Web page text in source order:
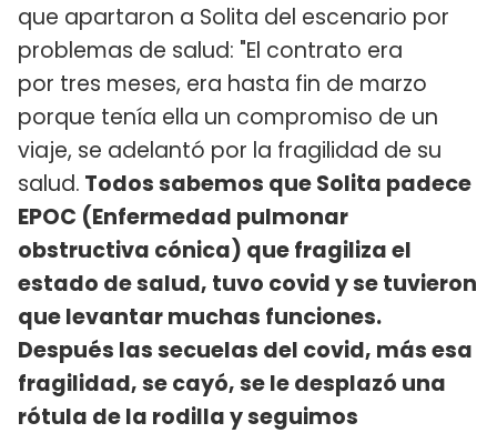
que apartaron a Solita del escenario por
problemas de salud: "El contrato era
por tres meses, era hasta fin de marzo
porque tenía ella un compromiso de un
viaje, se adelantó por la fragilidad de su
salud. Todos sabemos que Solita padece
EPOC (Enfermedad pulmonar
obstructiva cónica) que fragiliza el
estado de salud, tuvo covid y se tuvieron
que levantar muchas funciones.
Después las secuelas del covid, más esa
fragilidad, se cayó, se le desplazó una
rótula de la rodilla y seguimos